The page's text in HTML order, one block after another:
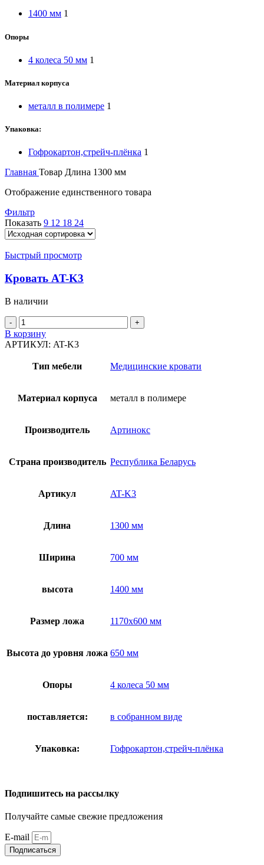
1400 мм 1
Опоры
4 колеса 50 мм 1
Материал корпуса
металл в полимере 1
Упаковка:
Гофрокартон,стрейч-плёнка 1
Главная Товар Длина 1300 мм
Отображение единственного товара
Фильтр
Показать 9 12 18 24
Быстрый просмотр
Кровать AT-K3
В наличии
Количество
товара
Кровать
В корзину
АРТИКУЛ: AT-K3
Тип мебели Медицинские кровати
Материал корпуса металл в полимере
Производитель Артинокс
Страна производитель Республика Беларусь
Артикул AT-K3
Длина 1300 мм
Ширина 700 мм
высота 1400 мм
Размер ложа 1170х600 мм
Высота до уровня ложа 650 мм
Опоры 4 колеса 50 мм
поставляется: в собранном виде
Упаковка: Гофрокартон,стрейч-плёнка
Подпишитесь на рассылку
Получайте самые свежие предложения
E-mail
Подписаться